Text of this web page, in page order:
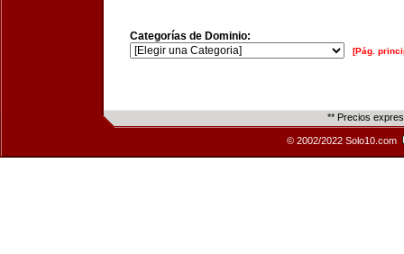
Categorías de Dominio:
[Pág.
** Precios
© 2002/2022 Solo10.com